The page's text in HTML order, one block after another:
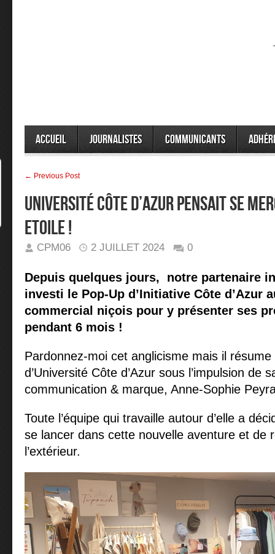
Accueil Journalistes Communicants
← Previous Post
Université Côte d’Azur pensait se
Etoile !
CPM06 2 JUILLET 2024 0
Depuis quelques jours, notre partenaire
investi le Pop-Up d’Initiative Côte d’Azur
commercial niçois pour y présenter ses
pendant 6 mois !
Pardonnez-moi cet anglicisme mais il
d’Université Côte d’Azur sous l’impulsion de
communication & marque, Anne-Sophie
Toute l’équipe qui travaille autour d’elle a
se lancer dans cette nouvelle aventure et de
l’extérieur.